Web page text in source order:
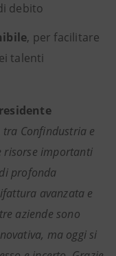
debito
, per facilitare
talenti
tra Confindustria e
risorse importanti
profonda
avanzata e
aziende sono
ma oggi si